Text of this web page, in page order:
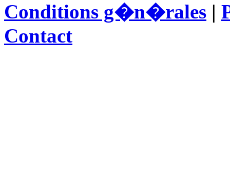
Conditions g�n�rales |
Contact